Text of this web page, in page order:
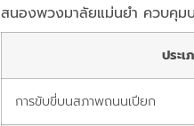
สนองพวงมาลัยแม่นยำ ควบคุม
ประเ
การขับขี่บนสภาพถนนเปียก